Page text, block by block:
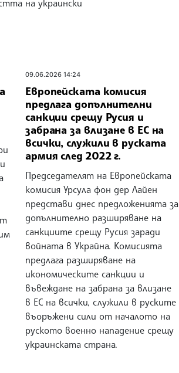
на украински
09.06.2026 14:24
Европейската комисия
предлага допълнителни
санкции срещу Русия и
забрана за влизане в ЕС на
всички, служили в руската
армия след 2022 г.
Председателят на Европейската
комисия Урсула фон дер Лайен
представи днес предложенията за
допълнително разширяване на
санкциите срещу Русия заради
войната в Украйна. Комисията
предлага разширяване на
икономическите санкции и
въвеждане на забрана за влизане
в ЕС на всички, служили в руските
въоръжени сили от началото на
руското военно нападение срещу
украинската страна.